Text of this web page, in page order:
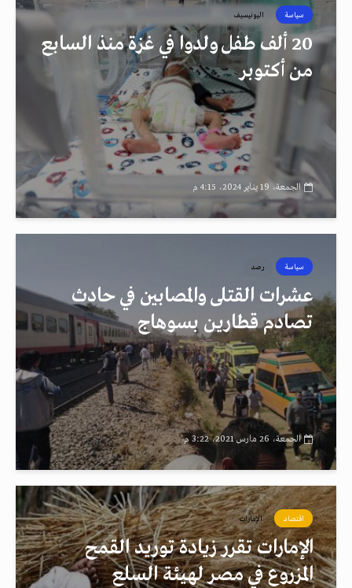
سياسة اليونيسيف
20 ألف طفل ولدوا في غزة منذ السابع
من أكتوبر
الجمعة، 19 يناير 2024، 4:15 م
سياسة رصد
عشرات القتلى والمصابين في حادث
تصادم قطارين بسوهاج
الجمعة، 26 مارس 2021، 3:22 م
اقتصاد الإمارات
الإمارات تقرر زيادة توريد القمح
المزروع في مصر لهيئة السلع